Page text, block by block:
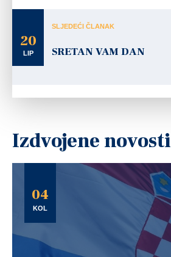
20
LIP
SLJEDEĆI ČLANAK
SRETAN VAM DAN
Izdvojene novosti
04
KOL